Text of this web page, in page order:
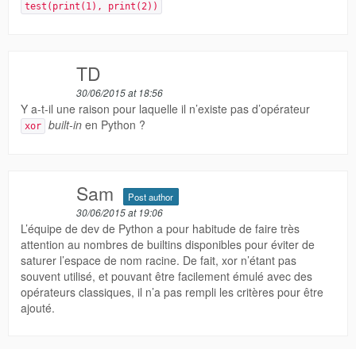
test(print(1), print(2))
TD
30/06/2015 at 18:56
Y a-t-il une raison pour laquelle il n’existe pas d’opérateur
xor built-in en Python ?
Sam Post author
30/06/2015 at 19:06
L’équipe de dev de Python a pour habitude de faire très
attention au nombres de builtins disponibles pour éviter de
saturer l’espace de nom racine. De fait, xor n’étant pas
souvent utilisé, et pouvant être facilement émulé avec des
opérateurs classiques, il n’a pas rempli les critères pour être
ajouté.